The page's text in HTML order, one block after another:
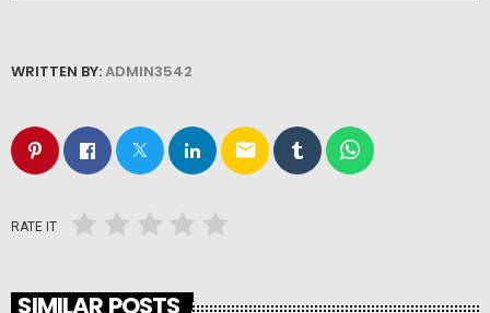
WRITTEN BY:ADMIN3542
email
RATE IT
SIMILAR POSTS